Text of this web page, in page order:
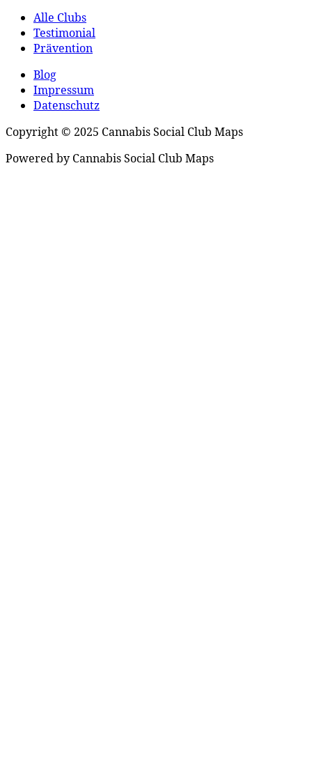
Alle Clubs
Testimonial
Prävention
Blog
Impressum
Datenschutz
Copyright © 2025 Cannabis Social Club Maps
Powered by Cannabis Social Club Maps